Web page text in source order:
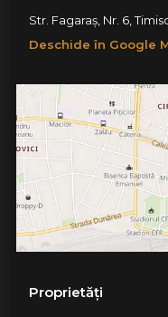
Str. Fagaraș, Nr. 6,
Deschide în Google
Proprietăți